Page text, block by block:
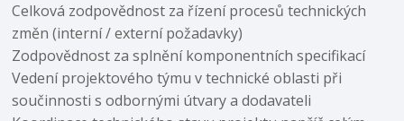
Celková zodpovědnost za řízení procesů technických
změn (interní / externí požadavky)
Zodpovědnost za splnění komponentních specifikací
Vedení projektového týmu v technické oblasti při
součinnosti s odbornými útvary a dodavateli